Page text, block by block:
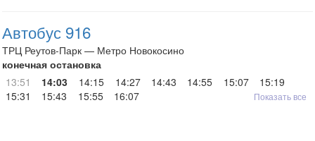
Автобус 916
ТРЦ Реутов-Парк — Метро Новокосино
конечная остановка
13:51
14:03 14:15 14:27 14:43 14:55 15:07
15:19
15:31
15:43 15:55 16:07 Показать все